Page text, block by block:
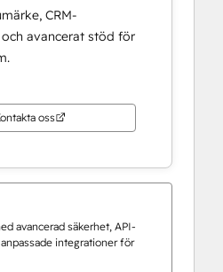
CRM-
avancerat stöd för
oss
avancerad säkerhet, API-
integrationer för